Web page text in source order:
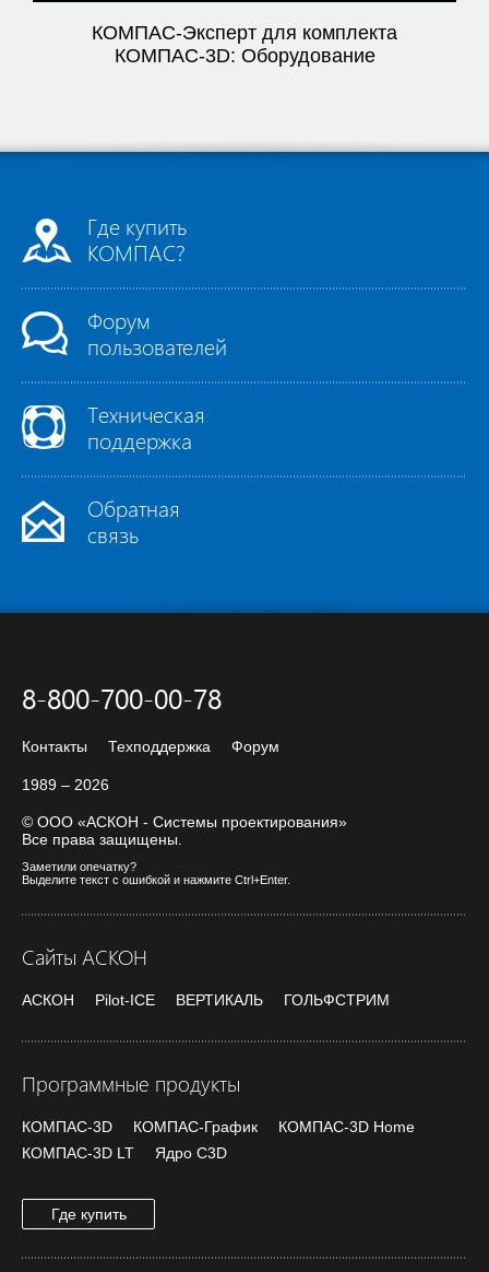
КОМПАС-Эксперт для комплекта
КОМПАС-3D: Оборудование
Где купить
КОМПАС?
Форум
пользователей
Техническая
поддержка
Обратная
связь
8-800-700-00-78
Контакты Техподдержка Форум
1989 – 2026
© ООО «АСКОН - Системы проектирования»
Все права защищены.
Заметили опечатку?
Выделите текст с ошибкой и нажмите Ctrl+Enter.
Сайты АСКОН
АСКОН Pilot-ICE ВЕРТИКАЛЬ ГОЛЬФСТРИМ
Программные продукты
КОМПАС-3D КОМПАС-График
КОМПАС-3D Home
КОМПАС-3D LT
Ядро C3D
Где купить